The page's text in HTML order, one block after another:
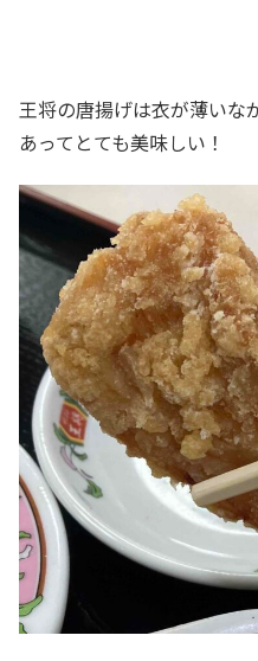
王将の唐揚げは衣が薄いな
あってとても美味しい！